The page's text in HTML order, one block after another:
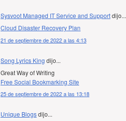
Sysvoot Managed IT Service and Supportdijo...
Cloud Disaster Recovery Plan
21 de septiembre de 2022 a las 4:13
Song Lyrics King dijo...
Great Way of Writing
Free Social Bookmarking Site
25 de septiembre de 2022 a las 13:18
Unique Blogsdijo...